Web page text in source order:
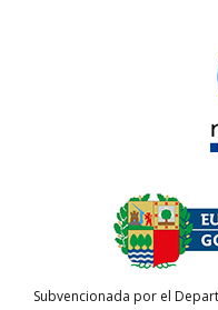
Subvencionada por el